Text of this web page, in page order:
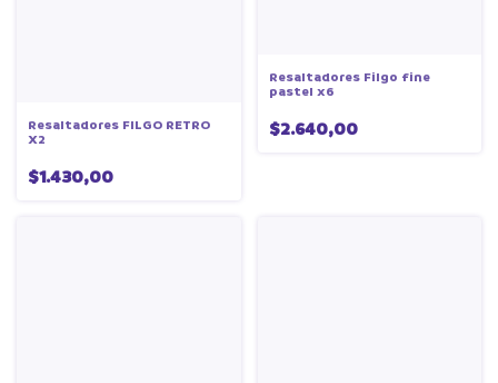
Resaltadores FILGO RETRO
X2
$1.430,00
Resaltadores Filgo fine
pastel x6
$2.640,00